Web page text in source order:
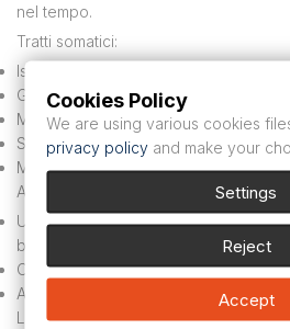
nel tempo.
Tratti somatici:
Isolamento: Protezione contro le
Guida parallela: maneggevolezza
Misure disponibili: Adatto a varie
Sterilizzazione: Resistente a una
Materiali robusti: maggiore durata e
Applicazioni:
Utilizzo in procedure chirurgiche
bipolari.
Operazioni che richiedono alta
Ambienti medici esigenti.
Le pinze bipolari isolate combinano
Cookies Policy
We are using various cookies
privacy policy and make your
Settings
Reject
Accept